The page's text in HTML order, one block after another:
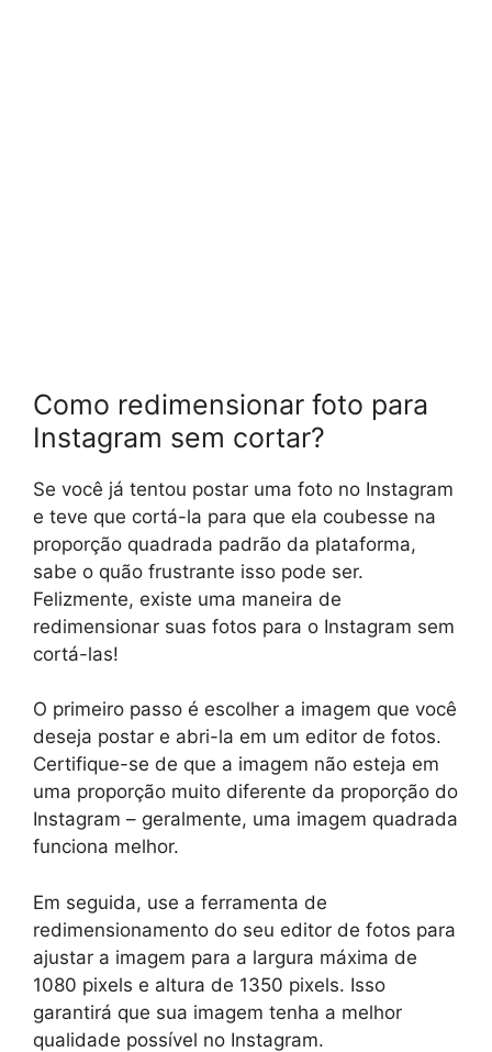
Como redimensionar foto para
Instagram sem cortar?
Se você já tentou postar uma foto no Instagram
e teve que cortá-la para que ela coubesse na
proporção quadrada padrão da plataforma,
sabe o quão frustrante isso pode ser.
Felizmente, existe uma maneira de
redimensionar suas fotos para o Instagram sem
cortá-las!
O primeiro passo é escolher a imagem que você
deseja postar e abri-la em um editor de fotos.
Certifique-se de que a imagem não esteja em
uma proporção muito diferente da proporção do
Instagram – geralmente, uma imagem quadrada
funciona melhor.
Em seguida, use a ferramenta de
redimensionamento do seu editor de fotos para
ajustar a imagem para a largura máxima de
1080 pixels e altura de 1350 pixels. Isso
garantirá que sua imagem tenha a melhor
qualidade possível no Instagram.